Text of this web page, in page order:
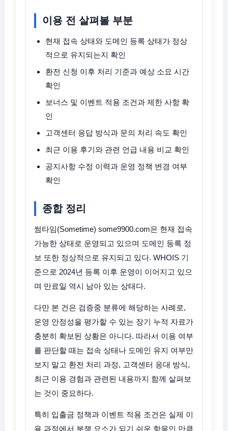
이용 전 살펴볼 부분
현재 접속 상태와 도메인 등록 상태가 정상
적으로 유지되는지 확인
환전 신청 이후 처리 기준과 예상 소요 시간
확인
보너스 및 이벤트 적용 조건과 제한 사항 확
인
고객센터 응답 방식과 문의 처리 속도 확인
최근 이용 후기와 관련 언급 내용 비교 확인
공지사항 수정 이력과 운영 정책 변경 여부
확인
종합 정리
썸타임(Sometime) some9900.com은 현재 접속
가능한 상태로 운영되고 있으며 도메인 등록 정
보 또한 정상적으로 유지되고 있다. WHOIS 기
준으로 2024년 등록 이후 운영이 이어지고 있으
며 만료일 역시 남아 있는 상태다.
다만 본 건은 검증중 분류에 해당하는 사례로,
운영 안정성을 평가할 수 있는 장기 누적 자료가
충분히 확보된 상황은 아니다. 따라서 이용 여부
를 판단할 때는 접속 상태나 도메인 유지 여부만
보지 말고 환전 처리 과정, 고객센터 응대 방식,
최근 이용 경험과 관련된 내용까지 함께 살펴보
는 것이 중요하다.
특히 입출금 정책과 이벤트 적용 조건은 실제 이
용 과정에서 분쟁 요소가 되기 쉬운 항목인 만큼